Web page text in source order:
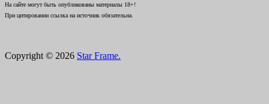
На сайте могут быть опубликованы материалы 18+!
При цитировании ссылка на источник обязательна.
Copyright © 2026 Star Frame.